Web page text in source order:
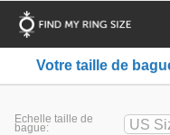
Votre taille de
Echelle taille de
bague: US